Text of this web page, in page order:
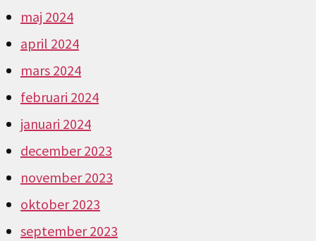
maj 2024
april 2024
mars 2024
februari 2024
januari 2024
december 2023
november 2023
oktober 2023
september 2023